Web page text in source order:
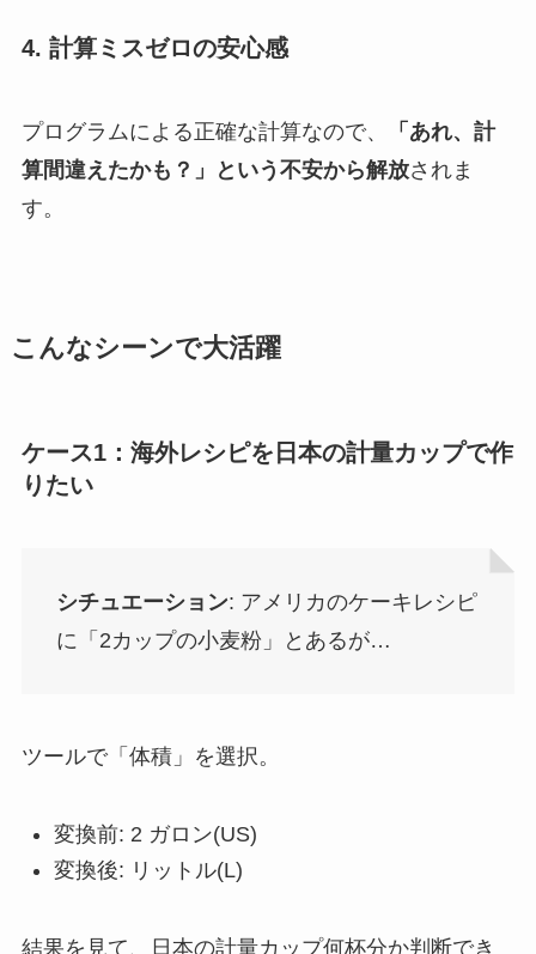
4. 計算ミスゼロの安心感
プログラムによる正確な計算なので、
「あれ、計
算間違えたかも？」という不安から解放されま
す。
こんなシーンで大活躍
ケース1：海外レシピを日本の計量カップで作
りたい
シチュエーション: アメリカのケーキレシピ
に「2カップの小麦粉」とあるが…
ツールで「体積」を選択。
変換前: 2 ガロン(US)
変換後: リットル(L)
結果を見て、日本の計量カップ何杯分か判断でき